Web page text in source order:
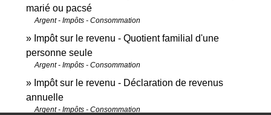
marié ou pacsé
Argent - Impôts - Consommation
Impôt sur le revenu - Quotient familial d'une
personne seule
Argent - Impôts - Consommation
Impôt sur le revenu - Déclaration de revenus
annuelle
Argent - Impôts - Consommation